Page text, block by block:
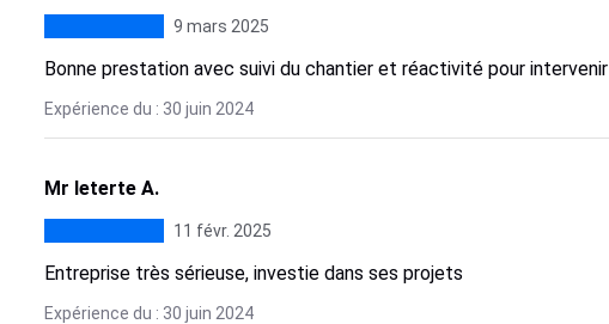
9 mars 2025
Bonne prestation avec suivi du chantier et réactivité pour
Expérience du : 30 juin 2024
Mr leterte A.
11 févr. 2025
Entreprise très sérieuse, investie dans ses projets
Expérience du : 30 juin 2024